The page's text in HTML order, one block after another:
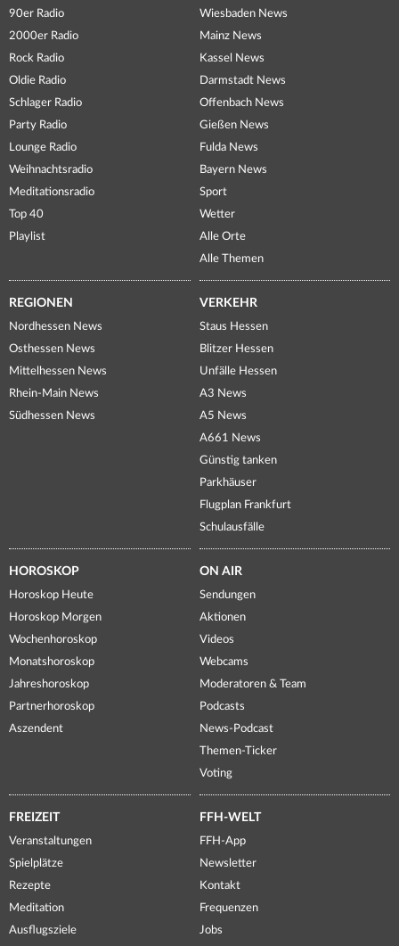
90er Radio
2000er Radio
Rock Radio
Oldie Radio
Schlager Radio
Party Radio
Lounge Radio
Weihnachtsradio
Meditationsradio
Top 40
Playlist
Wiesbaden News
Mainz News
Kassel News
Darmstadt News
Offenbach News
Gießen News
Fulda News
Bayern News
Sport
Wetter
Alle Orte
Alle Themen
REGIONEN
Nordhessen News
Osthessen News
Mittelhessen News
Rhein-Main News
Südhessen News
VERKEHR
Staus Hessen
Blitzer Hessen
Unfälle Hessen
A3 News
A5 News
A661 News
Günstig tanken
Parkhäuser
Flugplan Frankfurt
Schulausfälle
HOROSKOP
Horoskop Heute
Horoskop Morgen
Wochenhoroskop
Monatshoroskop
Jahreshoroskop
Partnerhoroskop
Aszendent
ON AIR
Sendungen
Aktionen
Videos
Webcams
Moderatoren & Team
Podcasts
News-Podcast
Themen-Ticker
Voting
FREIZEIT
Veranstaltungen
Spielplätze
Rezepte
Meditation
Ausflugsziele
FFH-WELT
FFH-App
Newsletter
Kontakt
Frequenzen
Jobs